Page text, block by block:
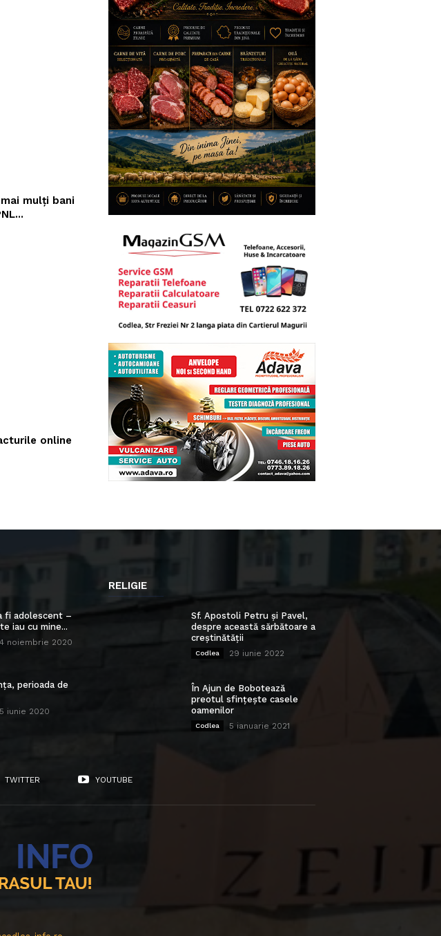
mulți bani
online
fi adolescent –
iau cu mine...
noiembrie 2020
perioada de
iunie 2020
RELIGIE
Sf. Apostoli Petru și Pavel,
despre această sărbătoare a
creștinătății
Codlea 29 iunie 2022
În Ajun de Bobotează
preotul sfințește casele
oamenilor
Codlea 5 ianuarie 2021
TWITTER YOUTUBE